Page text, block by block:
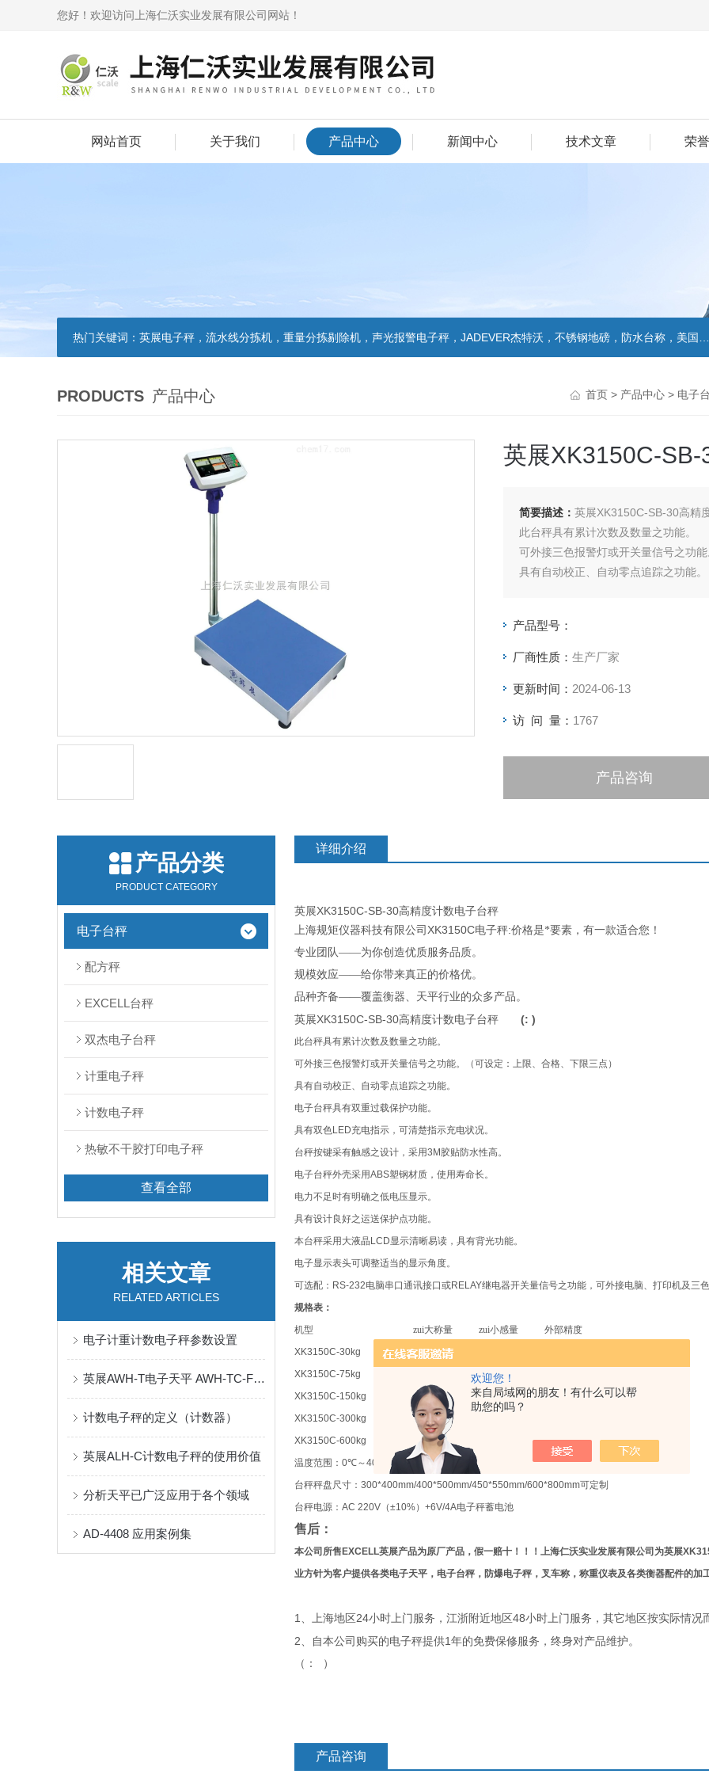
欢迎您！
来自局域网的朋友！有什么可以帮
助您的吗？
您好！欢迎访问上海仁沃实业发展有限公司网站！
网站首页 关于我们 产品中心 新闻中心 技术文章 荣
热门关键词： 英展电子秤，流水线分拣机，重量分拣剔除机，声光报警电子秤，JADEVER杰特沃，不锈钢地磅，防水台称，美国双杰天平，报警电子称
PRODUCTS 产品中心 首页 > 产品中心 > 电子
英展XK3150C-
简要描述： 英展XK3150C-SB-30高精
此台秤具有累计次数及数量之功能。
可外接三色报警灯或开关量信号之功
具有自动校正、自动零点追踪之功能。
台秤按键采有触感之设计，采用3M胶
电子台秤外壳采用ABS塑钢材质，使
产品型号：
厂商性质： 生产厂家
更新时间： 2024-06-13
访 问 量： 1767
产品咨询
产品分类
PRODUCT CATEGORY
电子台秤
配方秤
EXCELL台秤
双杰电子台秤
计重电子秤
计数电子秤
热敏不干胶打印电子秤
查看全部
相关文章
RELATED ARTICLES
电子计重计数电子秤参数设置
英展AWH-T电子天平 AWH-TC-FSB计数电子秤
计数电子秤的定义（计数器）
英展ALH-C计数电子秤的使用价值
分析天平已广泛应用于各个领域
AD-4408 应用案例集
详细介绍
英展XK3150C-SB-30高精度计数电子台秤
上海规矩仪器科技有限公司 XK3150C电子秤:价格是*要素，有一款适合您！
专业团队——为你创造优质服务品质。
规模效应——给你带来真正的价格优。
品种齐备——覆盖衡器、天平行业的众多产品。
英展XK3150C-SB-30高精度计数电子台秤 (: )
此台秤具有累计次数及数量之功能。
可外接三色报警灯或开关量信号之功能。（可设定：上限、合格、下限三点）
具有自动校正、自动零点追踪之功能。
电子台秤具有双重过载保护功能。
具有双色LED充电指示，可清楚指示充电状况。
台秤按键采有触感之设计，采用3M 胶贴防水性高。
电子台秤外壳采用ABS塑钢材质，使用寿命长。
电力不足时有明确之低电压显示。
具有设计良好之运送保护点功能。
本台秤采用大液晶 LCD显示清晰易读，具有背光功能。
电子显示表头可调整适当的显示角度。
可选配： RS-232电脑串口通讯接口或RELAY继电器开关量信号之功能，可外接电脑、打印机及三
规格表：
机型
zui大称量 zui小感量
外部精度
XK3150C-30kg
30kg
XK3150C-75kg
5g
XK3150C-150kg
150kg 10g
1/15000
XK3150C-300kg
300kg
XK3150C-600kg
600kg
1/15000
温度范围： 0℃～40
台秤秤盘尺寸： 300*400mm/400*500mm/450*550mm/600*800mm可定制
台秤电源： AC 220V （±10%） +6V/4A电子秤蓄电池
售后：
本公司所售 EXCELL英展产品为原厂产品，假一赔十！！！上海仁沃实业发展有限公司为英展
业方针为客户提供各类电子天平，电子台秤，防爆电子秤，叉车称，称重仪表及各类衡器配件的加
1 、上海地区 24小时上门服务，江浙附近地区48小时上门服务，其它地区按实际情况
2、自本公司购买的电子秤提供1 年的免费保修服务，终身对产品维护。
（：
）
产品咨询